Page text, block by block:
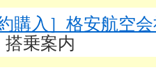
購入］格安航空
搭乗案内